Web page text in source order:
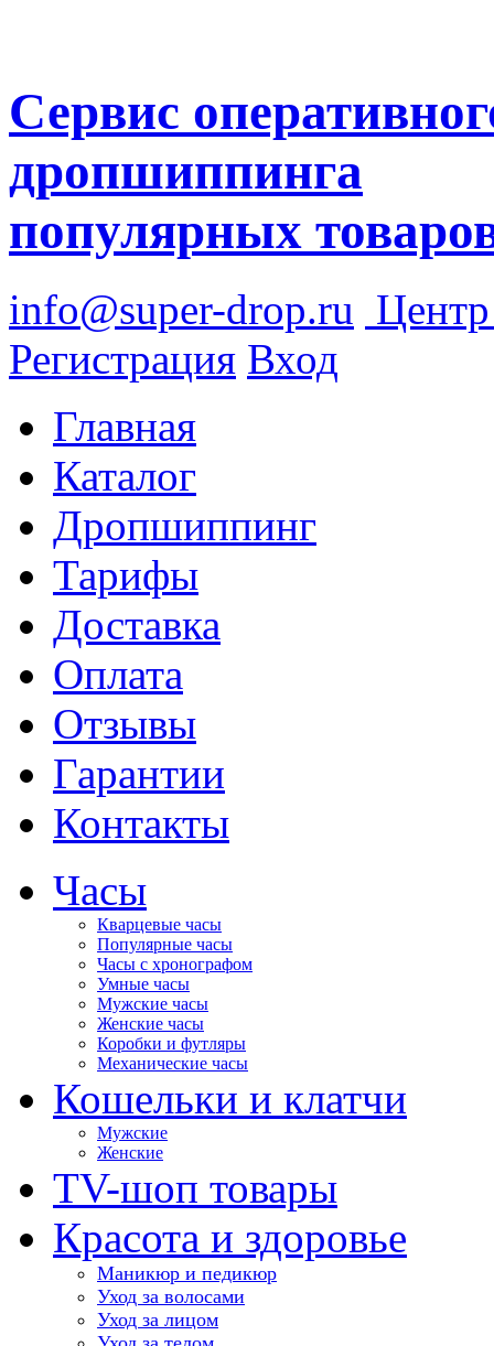
Сервис
дропшиппинга
популярных
info@super-drop.ru
Регистрация Вход
Главная
Каталог
Дропшиппинг
Тарифы
Доставка
Оплата
Отзывы
Гарантии
Контакты
Часы
Кварцевые часы
Популярные часы
Часы с хронографом
Умные часы
Мужские часы
Женские часы
Коробки и футляры
Механические часы
Кошельки и клатчи
Мужские
Женские
TV-шоп товары
Красота и здоровье
Маникюр и педикюр
Уход за волосами
Уход за лицом